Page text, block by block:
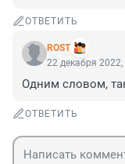
ОТВЕТИТЬ
ROST
22 декабря
Одним словом,
ОТВЕТИТЬ